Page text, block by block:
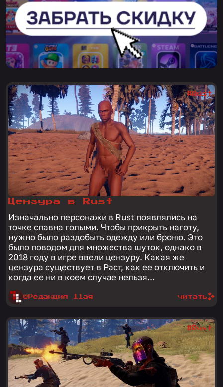
Цензура в Rust
Изначально персонажи в Rust появлялись на
точке спавна голыми. Чтобы прикрыть наготу,
нужно было раздобыть одежду или броню. Это
было поводом для множества шуток, однако в
2018 году в игре ввели цензуру. Какая же
цензура существует в Раст, как ее отключить и
когда ее ни в коем случае нельзя...
@Редакция 1lag
#Rust
читать
#Rust